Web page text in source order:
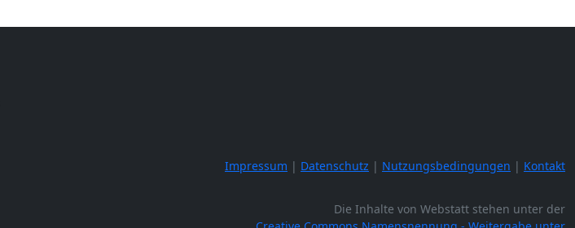
Impressum | Datenschutz | Nutzungsbedingungen | Kontakt
Die Inhalte von Webstatt stehen unter der